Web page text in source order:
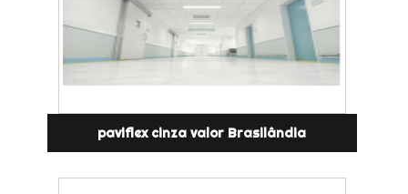
paviflex cinza valor Brasilândia